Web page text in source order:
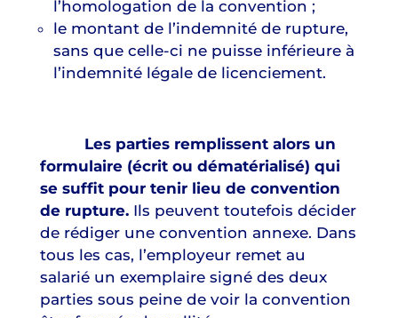
l’homologation de la convention ;
le montant de l’indemnité de rupture,
sans que celle-ci ne puisse inférieure à
l’indemnité légale de licenciement.
Les parties remplissent alors un
formulaire (écrit ou dématérialisé) qui
se suffit pour tenir lieu de convention
de rupture. Ils peuvent toutefois décider
de rédiger une convention annexe. Dans
tous les cas, l’employeur remet au
salarié un exemplaire signé des deux
parties sous peine de voir la convention